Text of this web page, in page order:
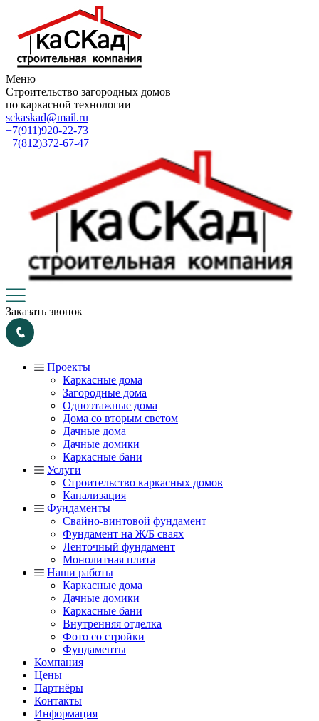
Меню
Строительство загородных домов
по каркасной технологии
sckaskad@mail.ru
+7(911)920-22-73
+7(812)372-67-47
Заказать звонок
Проекты
Каркасные дома
Загородные дома
Одноэтажные дома
Дома со вторым светом
Дачные дома
Дачные домики
Каркасные бани
Услуги
Строительство каркасных домов
Канализация
Фундаменты
Свайно-винтовой фундамент
Фундамент на Ж/Б сваях
Ленточный фундамент
Монолитная плита
Наши работы
Каркасные дома
Дачные домики
Каркасные бани
Внутренняя отделка
Фото со стройки
Фундаменты
Компания
Цены
Партнёры
Контакты
Информация